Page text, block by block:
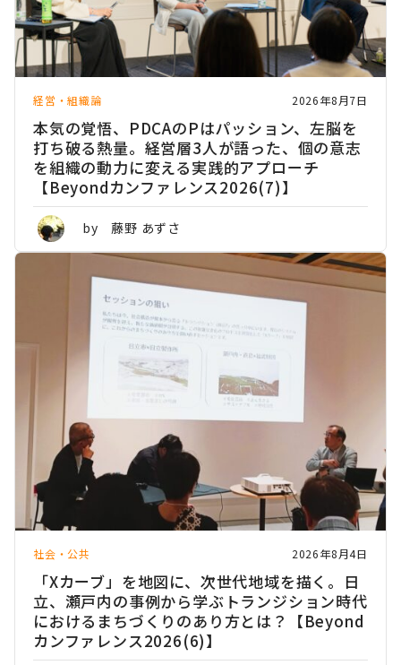
経営・組織論 2026年8月7日
本気の覚悟、PDCAのPはパッション、左脳を
打ち破る熱量。経営層3人が語った、個の意志
を組織の動力に変える実践的アプローチ
【Beyondカンファレンス2026(7)】
by 藤野 あずさ
社会・公共 2026年8月4日
「Xカーブ」を地図に、次世代地域を描く。日
立、瀬戸内の事例から学ぶトランジション時代
におけるまちづくりのあり方とは？【Beyond
カンファレンス2026(6)】